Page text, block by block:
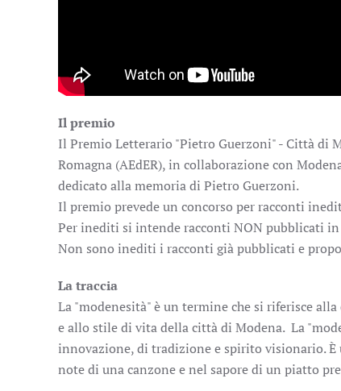
Il premio
Il Premio Letterario "Pietro Guerzoni" - Città di
Romagna (AEdER), in collaborazione con
dedicato alla memoria di Pietro Guerzoni.
Il premio prevede un concorso per racconti
Per inediti si intende racconti NON pubblicati
Non sono inediti i racconti già pubblicati e
La traccia
La "modenesità" è un termine che si riferisce
e allo stile di vita della città di Modena. La
innovazione, di tradizione e spirito visionario.
note di una canzone e nel sapore di un piatto